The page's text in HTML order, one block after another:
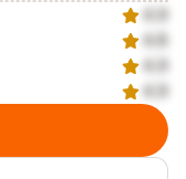
4.9
4.8
4.9
4.9